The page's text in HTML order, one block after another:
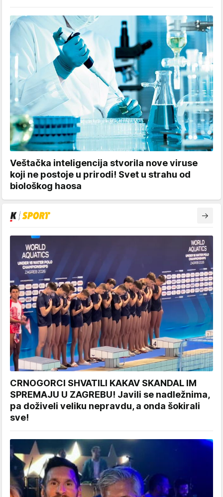
Veštačka inteligencija stvorila nove viruse
koji ne postoje u prirodi! Svet u strahu od
biološkog haosa
CRNOGORCI SHVATILI KAKAV SKANDAL IM
SPREMAJU U ZAGREBU! Javili se nadležnima,
pa doživeli veliku nepravdu, a onda šokirali
sve!